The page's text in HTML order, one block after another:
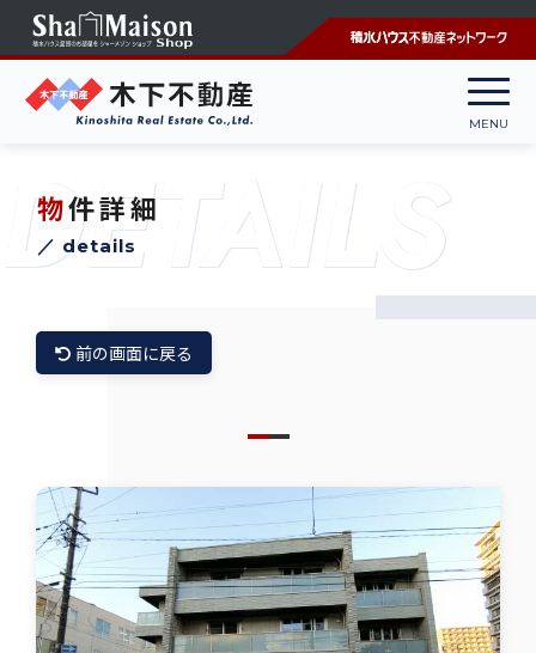
物件詳細
／ details
DETAILS
前の画面に戻る